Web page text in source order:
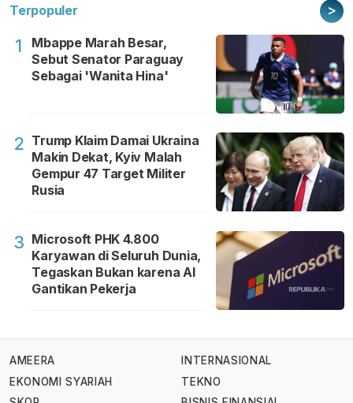
Terpopuler >
1
Mbappe Marah Besar,
Sebut Senator Paraguay
Sebagai 'Wanita Hina'
2 Trump Klaim Damai Ukraina
Makin Dekat, Kyiv Malah
Gempur 47 Target Militer
Rusia
3 Microsoft PHK 4.800
Karyawan di Seluruh Dunia,
Tegaskan Bukan karena AI
Gantikan Pekerja
AMEERA
EKONOMI SYARIAH
INTERNASIONAL
TEKNO